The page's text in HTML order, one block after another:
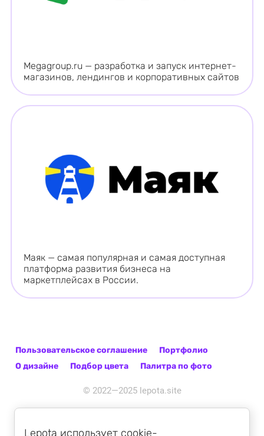
Megаgroup.ru — разработка и запуск интернет-
магазинов, лендингов и корпоративных сайтов
Маяк — самая популярная и самая доступная
платформа развития бизнеса на
маркетплейсах в России.
Пользовательское соглашение
Портфолио
О дизайне
Подбор цвета Палитра по фото
© 2022—2025 lepota.site
Lepota использует cookie-